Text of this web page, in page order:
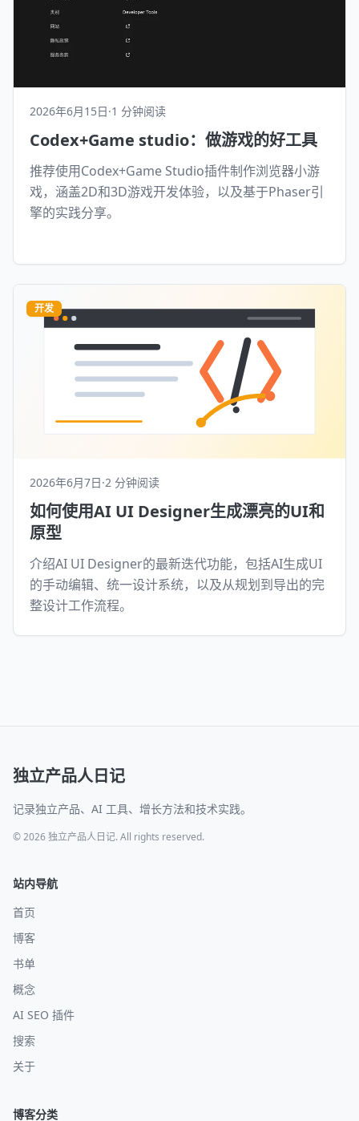
2026年6月15日·1 分钟阅读
Codex+Game studio：做游戏的好工具
推荐使用Codex+Game Studio插件制作浏览器小游
戏，涵盖2D和3D游戏开发体验，以及基于Phaser引
擎的实践分享。
开发
2026年6月7日·2 分钟阅读
如何使用AI UI Designer生成漂亮的UI和
原型
介绍AI UI Designer的最新迭代功能，包括AI生成UI
的手动编辑、统一设计系统，以及从规划到导出的完
整设计工作流程。
独立产品人日记
记录独立产品、AI 工具、增长方法和技术实践。
© 2026 独立产品人日记. All rights reserved.
站内导航
首页
博客
书单
概念
AI SEO 插件
搜索
关于
博客分类